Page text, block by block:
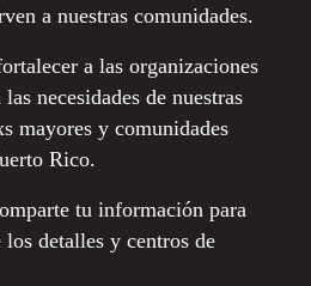
a nuestras comunidades.
a las organizaciones
necesidades de nuestras
mayores y comunidades
Rico.
tu información para
detalles y centros de